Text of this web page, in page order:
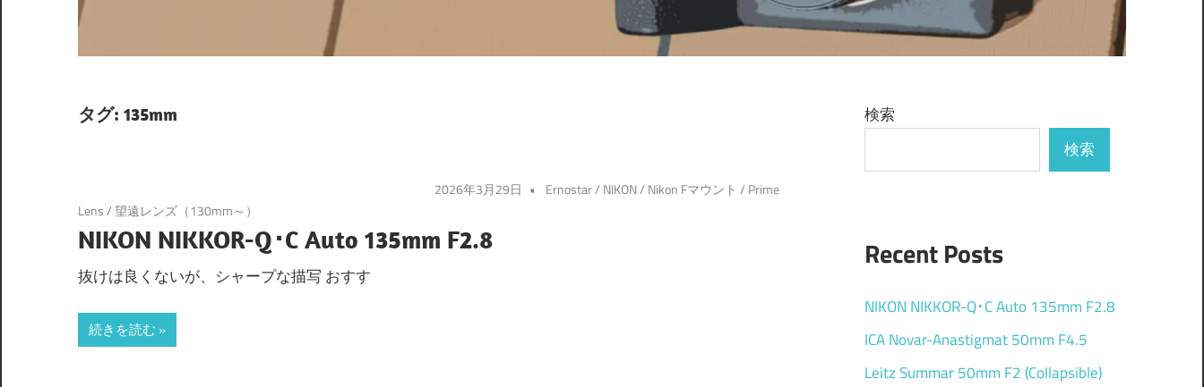
タグ: 135mm
2026年3月29日 Ernostar/ NIKON/ Nikon Fマウント / Prime
Lens/望遠レンズ（130mm～）
NIKON NIKKOR-Q･C Auto 135mm F2.8
抜けは良くないが、シャープな描写 おすす
続きを読む
検索
検索
Recent Posts
NIKON NIKKOR-Q･C Auto 135mm F2.8
ICA Novar-Anastigmat 50mm F4.5
Leitz Summar 50mm F2 (Collapsible)